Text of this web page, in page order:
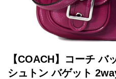
【COACH】コーチ バ
シュトン バゲット